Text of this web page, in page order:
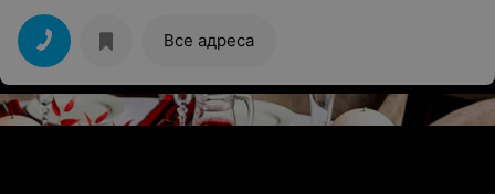
материалов,прописей , считалочек и прочего. Это
были новые красочные книжки московского
издательства,у нас таких не видел. Я знаю ,что мои
дети были довольны ,приносили домой кучу
креативных поделок ,балакали на английском,к
первому классу довольно резво читали и считали. В
общем,я доволен.
Все адреса